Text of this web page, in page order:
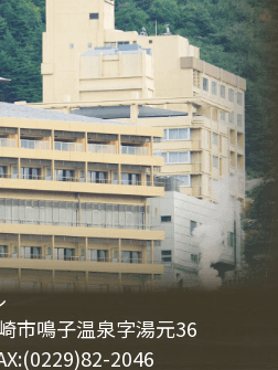
市鳴子温泉字湯元36
2046